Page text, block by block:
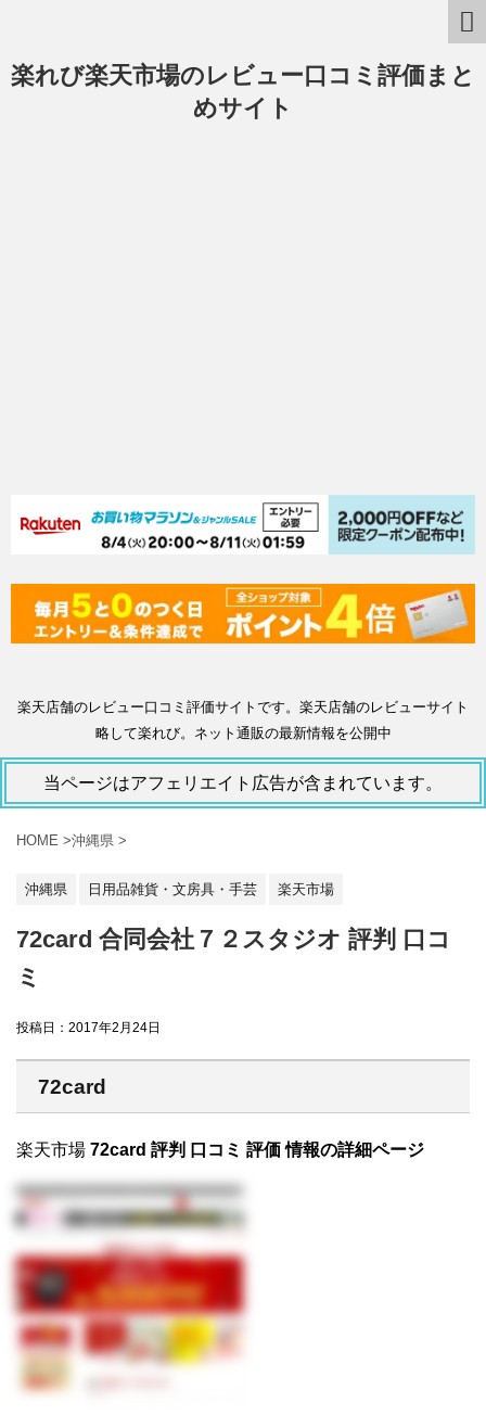
楽れび楽天市場のレビュー口コミ評価まと
めサイト
楽天店舗のレビュー口コミ評価サイトです。楽天店舗のレビューサイト
略して楽れび。ネット通販の最新情報を公開中
当ページはアフェリエイト広告が含まれています。
HOME >沖縄県 >
沖縄県 日用品雑貨・文房具・手芸 楽天市場
72card 合同会社７２スタジオ 評判 口コ
ミ
投稿日： 2017年2月24日
72card
楽天市場 72card 評判 口コミ 評価 情報の詳細ページ